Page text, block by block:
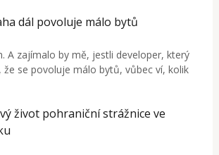
dál povoluje málo bytů
A zajímalo by mě, jestli developer, který
že se povoluje málo bytů, vůbec ví, kolik
život pohraniční strážnice ve